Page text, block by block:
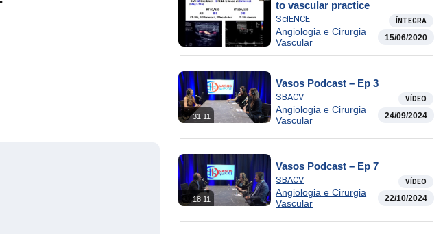
to vascular practice
ScIENCE ÍNTEGRA
Angiologia e Cirurgia
Vascular
15/06/2020
31:11
Vasos Podcast – Ep 3
SBACV VÍDEO
Angiologia e Cirurgia
Vascular
24/09/2024
18:11
Vasos Podcast – Ep 7
SBACV VÍDEO
Angiologia e Cirurgia
Vascular
22/10/2024